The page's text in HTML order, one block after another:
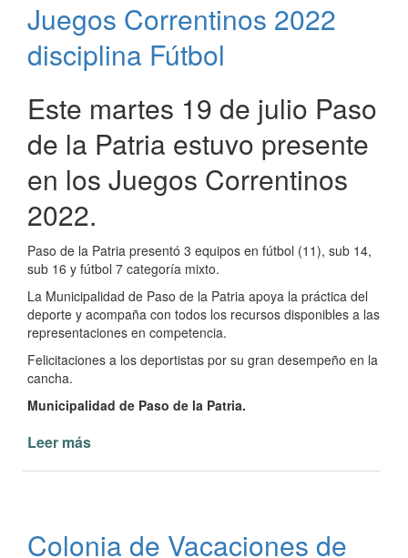
Invierno
en
Paso
Patria
Juegos Correntinos 2022
disciplina Fútbol
Este martes 19 de julio Paso
de la Patria estuvo presente
en los Juegos Correntinos
2022.
Paso de la Patria presentó 3 equipos en fútbol (11), sub 14,
sub 16 y fútbol 7 categoría mixto.
La Municipalidad de Paso de la Patria apoya la práctica del
deporte y acompaña con todos los recursos disponibles a las
representaciones en competencia.
Felicitaciones a los deportistas por su gran desempeño en la
cancha.
Municipalidad de Paso de la Patria.
Leer más
Fútbol
Colonia de Vacaciones de